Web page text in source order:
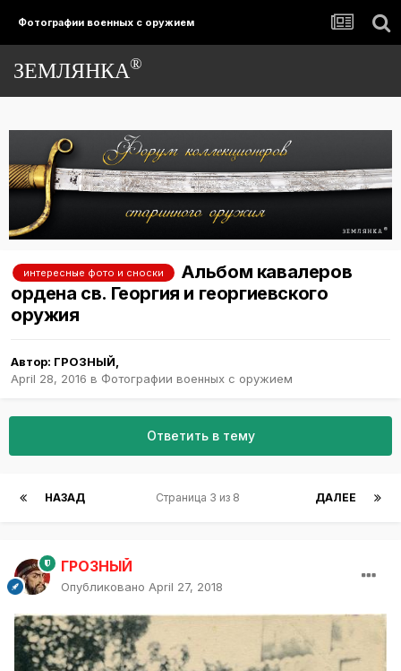
Фотографии военных с оружием
ЗЕМЛЯНКА®
интересные фото и сноски
Альбом кавалеров
ордена св. Георгия и георгиевского
оружия
Автор: ГРОЗНЫЙ
April 28, 2016 в Фотографии военных с оружием
Ответить в тему
НАЗАД ДАЛЕЕ
Страница 3 из 8
ГРОЗНЫЙ
Опубликовано April 27, 2018